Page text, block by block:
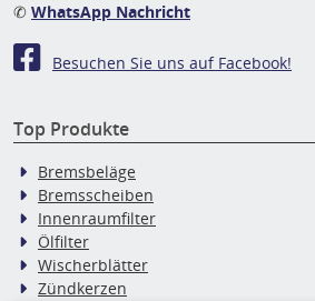
✆ WhatsApp Nachricht
Besuchen Sie uns auf Facebook!
Top Produkte
Bremsbeläge
Bremsscheiben
Innenraumfilter
Ölfilter
Wischerblätter
Zündkerzen